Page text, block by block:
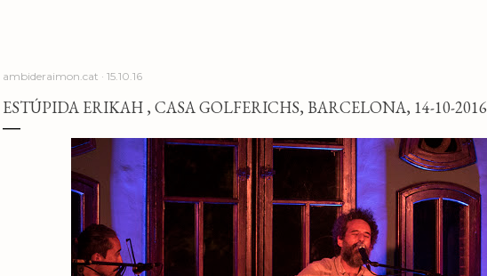
ambideraimon.cat 15.10.16
ESTÚPIDA ERIKAH , CASA GOLFERICHS, BARCELONA, 14-10-2016